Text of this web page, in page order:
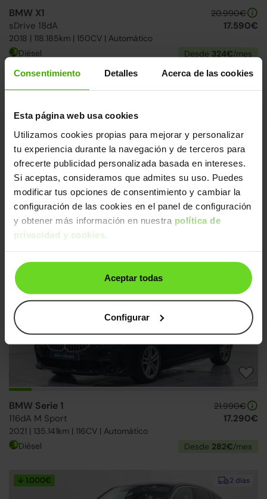
Consentimiento Detalles Acerca de las cookies
Esta página web usa cookies
Utilizamos cookies propias para mejorar y personalizar
tu experiencia durante la navegación y de terceros para
ofrecerte publicidad personalizada basada en intereses.
Si aceptas, consideramos que admites su uso. Puedes
modificar tus opciones de consentimiento y cambiar la
configuración de las cookies en el panel de configuración
y obtener más información en nuestra política de
privacidad y cookies
Aceptar todas
Configurar
BMW X1
sDrive 18dA
2018 | 118.185km | 150CV | Automático
20.990€
17.590€
Diésel Desde 324€/mes
Exterior e interior impecable
BMW Serie 1
120dA
2026 | 97.445km | 190CV | Automático
24.990€
BMW Serie 1
116dA M Sport
2021 | 135.141km | 116CV | Automático
21.990€
17.290€
Diésel Desde 282€/mes
2 días
↓ 1.000€